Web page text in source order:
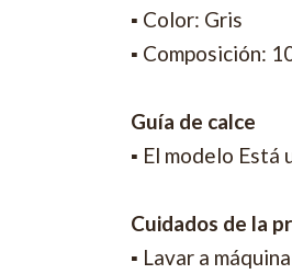
▪ Color: Gris
▪ Composición:
Guía de calce
▪ El modelo Está
Cuidados de la
▪ Lavar a